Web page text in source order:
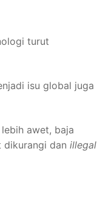
turut
isu global juga
awet, baja
dikurangi dan illegal